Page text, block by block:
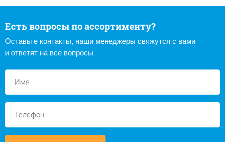
Есть вопросы по ассортименту?
Оставьте контакты, наши менеджеры свяжутся с вами
и ответят на все вопросы